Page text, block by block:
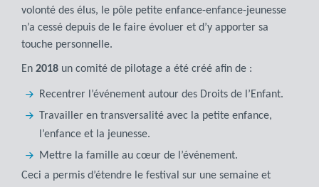
volonté des élus, le pôle petite enfance-enfance-jeunesse
n’a cessé depuis de le faire évoluer et d’y apporter sa
touche personnelle.
En 2018 un comité de pilotage a été créé afin de :
Recentrer l’événement autour des Droits de l’Enfant.
Travailler en transversalité avec la petite enfance,
l’enfance et la jeunesse.
Mettre la famille au cœur de l’événement.
Ceci a permis d’étendre le festival sur une semaine et